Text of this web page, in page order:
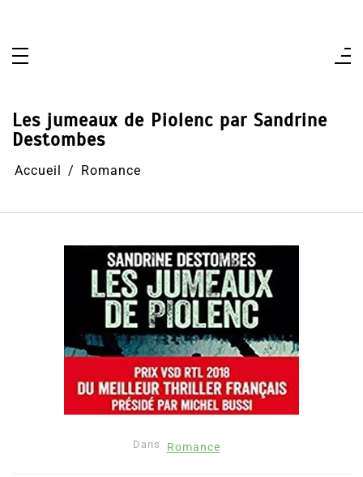
Les jumeaux de Piolenc par Sandrine
Destombes
Accueil Romance
Dans Romance